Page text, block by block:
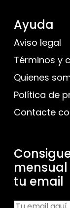
Ayuda
Aviso legal
Términos y
Quienes
Política de
Contacte
tu email